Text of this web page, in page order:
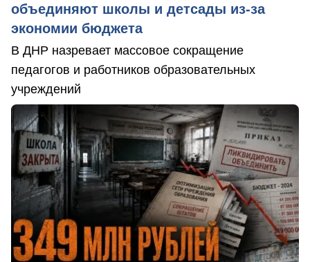
объединяют школы и детсады из-за
экономии бюджета
В ДНР назревает массовое сокращение
педагогов и работников образовательных
учреждений